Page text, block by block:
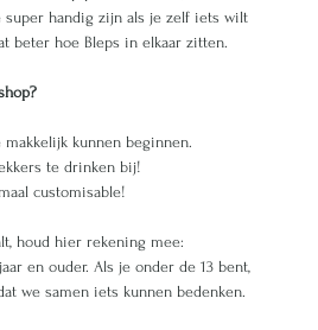
super handig zijn als je zelf iets wilt
beter hoe Bleps in elkaar zitten.
kunnen beginnen.
te drinken bij!
customisable!
houd hier rekening mee:
en ouder. Als je onder de 13 bent,
we samen iets kunnen bedenken.